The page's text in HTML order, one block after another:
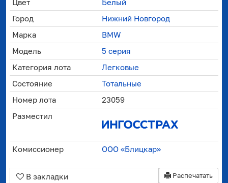
Город
Нижний Новгород
Марка
BMW
Модель
5 серия
Категория лота
Легковые
Состояние
Тотальные
Номер лота
23059
Разместил
Комиссионер ООО «Блицкар»
Распечатать
В закладки